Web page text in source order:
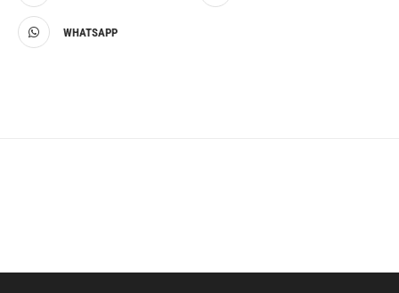
WHATSAPP